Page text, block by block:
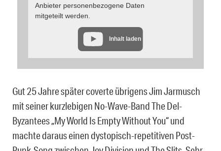
Anbieter personenbezogene Daten
mitgeteilt werden.
Inhalt laden
Gut 25 Jahre später coverte übrigens Jim Jarmusch
mit seiner kurzlebigen No-Wave-Band The Del-
Byzantees „My World Is Empty Without You“ und
machte daraus einen dystopisch-repetitiven Post-